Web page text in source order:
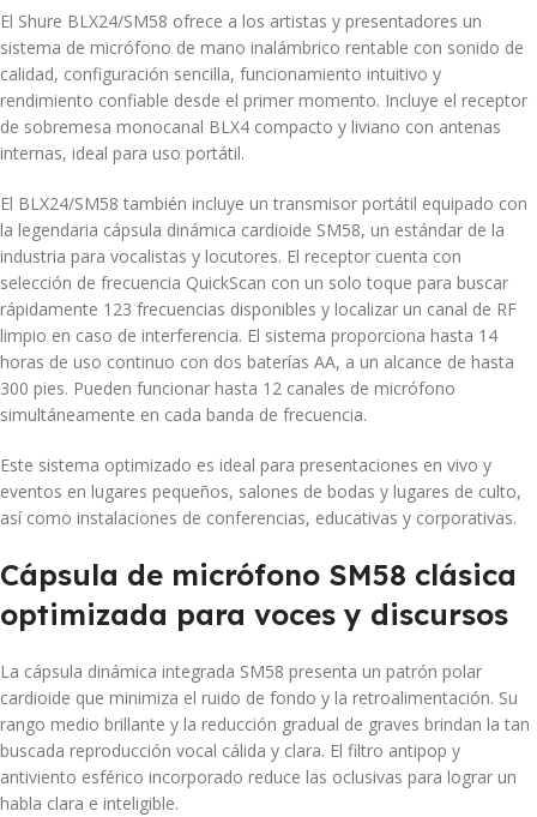
El Shure BLX24/SM58 ofrece a los artistas y presentadores un
sistema de micrófono de mano inalámbrico rentable con sonido de
calidad, configuración sencilla, funcionamiento intuitivo y
rendimiento confiable desde el primer momento. Incluye el receptor
de sobremesa monocanal BLX4 compacto y liviano con antenas
internas, ideal para uso portátil.
El BLX24/SM58 también incluye un transmisor portátil equipado con
la legendaria cápsula dinámica cardioide SM58, un estándar de la
industria para vocalistas y locutores. El receptor cuenta con
selección de frecuencia QuickScan con un solo toque para buscar
rápidamente 123 frecuencias disponibles y localizar un canal de RF
limpio en caso de interferencia. El sistema proporciona hasta 14
horas de uso continuo con dos baterías AA, a un alcance de hasta
300 pies. Pueden funcionar hasta 12 canales de micrófono
simultáneamente en cada banda de frecuencia.
Este sistema optimizado es ideal para presentaciones en vivo y
eventos en lugares pequeños, salones de bodas y lugares de culto,
así como instalaciones de conferencias, educativas y corporativas.
Cápsula de micrófono SM58 clásica
optimizada para voces y discursos
La cápsula dinámica integrada SM58 presenta un patrón polar
cardioide que minimiza el ruido de fondo y la retroalimentación. Su
rango medio brillante y la reducción gradual de graves brindan la tan
buscada reproducción vocal cálida y clara. El filtro antipop y
antiviento esférico incorporado reduce las oclusivas para lograr un
habla clara e inteligible.